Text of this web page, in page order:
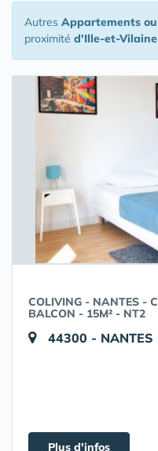
Autres Appartements ou
proximité d'Ille-et-Vilaine
COLIVING - NANTES -
BALCON - 15M² - NT2
44300 - NANTES
Plus d'infos